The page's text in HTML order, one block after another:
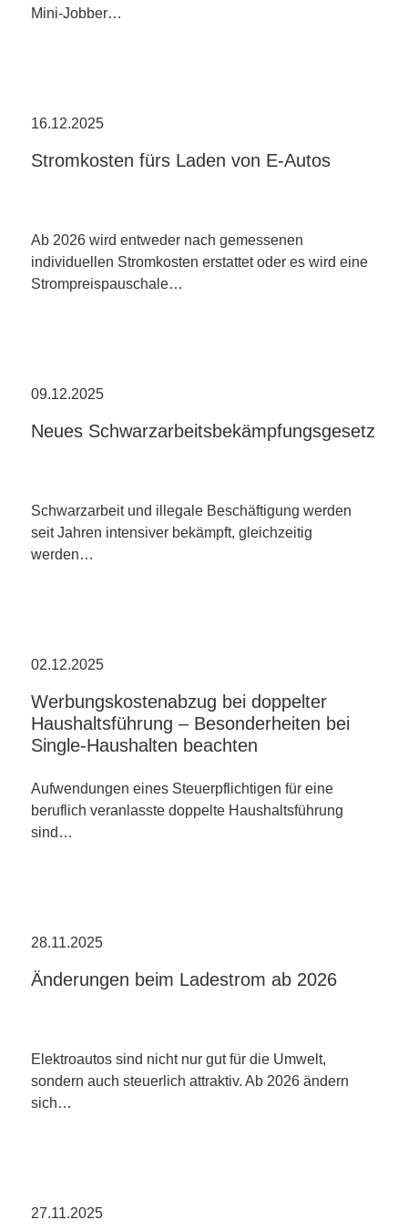
Mini-Jobber…
16.12.2025
Stromkosten fürs Laden von E-Autos
Ab 2026 wird entweder nach gemessenen
individuellen Stromkosten erstattet oder es wird eine
Strompreispauschale…
09.12.2025
Neues Schwarzarbeitsbekämpfungsgesetz
Schwarzarbeit und illegale Beschäftigung werden
seit Jahren intensiver bekämpft, gleichzeitig
werden…
02.12.2025
Werbungskostenabzug bei doppelter
Haushaltsführung – Besonderheiten bei
Single-Haushalten beachten
Aufwendungen eines Steuerpflichtigen für eine
beruflich veranlasste doppelte Haushaltsführung
sind…
28.11.2025
Änderungen beim Ladestrom ab 2026
Elektroautos sind nicht nur gut für die Umwelt,
sondern auch steuerlich attraktiv. Ab 2026 ändern
sich…
27.11.2025